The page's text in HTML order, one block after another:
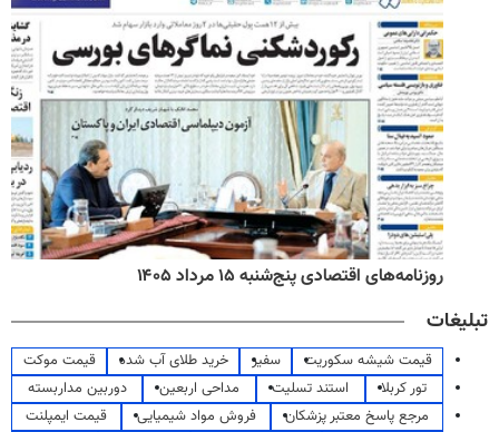
روزنامه‌های اقتصادی پنج‌شنبه ۱۵ مرداد ۱۴۰۵
تبلیغات
قیمت شیشه سکوریت سفیر خرید طلای آب شده
قیمت موکت
تور کربلا
استند تسلیت مداحی اربعین
دوربین مداربسته
مرجع پاسخ معتبر پزشکان
فروش مواد شیمیایی
قیمت ایمپلنت